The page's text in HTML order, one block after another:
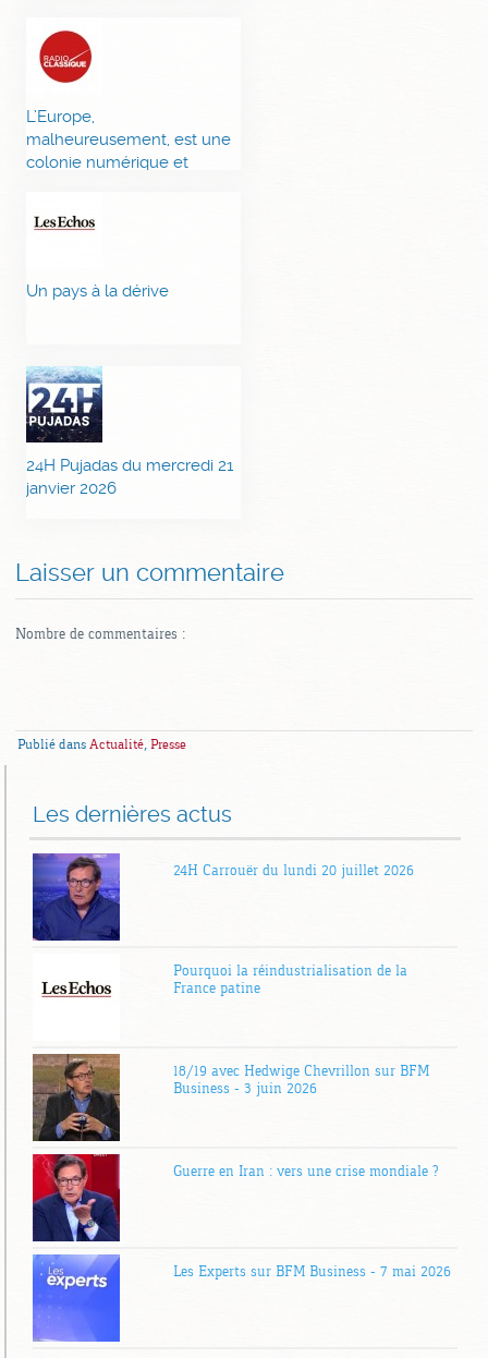
L’Europe,
malheureusement, est une
colonie numérique et
Un pays à la dérive
24H Pujadas du mercredi 21
janvier 2026
Laisser un commentaire
Nombre de commentaires :
Publié dans Actualité ,Presse
Les dernières actus
24H Carrouër du lundi 20 juillet 2026
Pourquoi la réindustrialisation de la
France patine
18/19 avec Hedwige Chevrillon sur BFM
Business – 3 juin 2026
Guerre en Iran : vers une crise mondiale ?
Les Experts sur BFM Business – 7 mai 2026